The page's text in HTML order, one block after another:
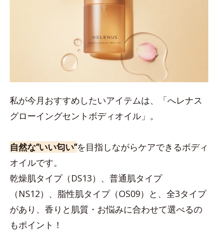
私が今月おすすめしたいアイテムは、「へレナス
グローイングセントボディオイル」。
自然な”いい匂い”を目指しながらケアできるボディ
オイルです。
乾燥肌タイプ（DS13）、普通肌タイプ
（NS12）、脂性肌タイプ（OS09）と、全3タイプ
があり、香りと肌質・お悩みに合わせて選べるの
もポイント！